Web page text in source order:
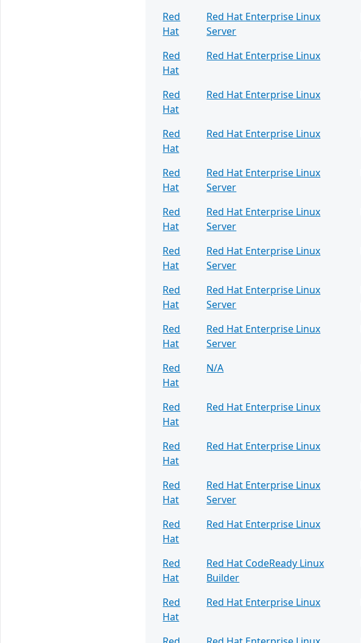
Red
Hat
Red Hat Enterprise Linux
Server
Red
Hat
Red Hat Enterprise Linux
Red
Hat
Red Hat Enterprise Linux
Red
Hat
Red Hat Enterprise Linux
Red
Hat
Red Hat Enterprise Linux
Server
Red
Hat
Red Hat Enterprise Linux
Server
Red
Hat
Red Hat Enterprise Linux
Server
Red
Hat
Red Hat Enterprise Linux
Server
Red
Hat
Red Hat Enterprise Linux
Server
Red
Hat
N/A
Red
Hat
Red Hat Enterprise Linux
Red
Hat
Red Hat Enterprise Linux
Red
Hat
Red Hat Enterprise Linux
Server
Red
Hat
Red Hat Enterprise Linux
Red
Hat
Red Hat CodeReady Linux
Builder
Red
Hat
Red Hat Enterprise Linux